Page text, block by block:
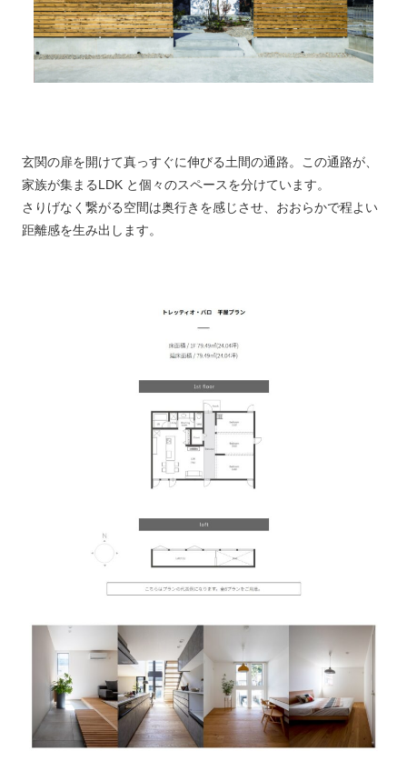
玄関の扉を開けて真っすぐに伸びる土間の通路。この通路が、
家族が集まるLDK と個々のスペースを分けています。
さりげなく繋がる空間は奥行きを感じさせ、おおらかで程よい
距離感を生み出します。